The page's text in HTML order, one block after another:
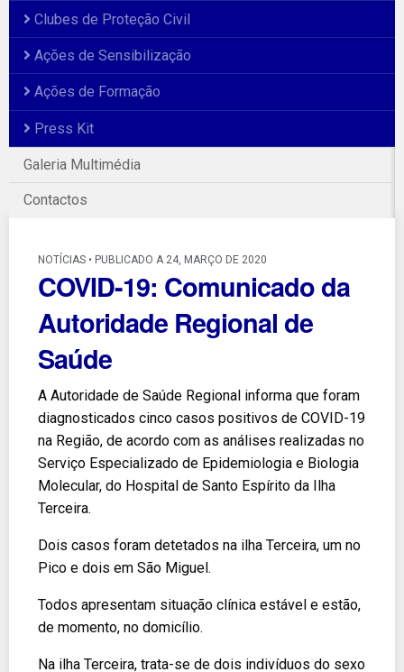
Clubes de Proteção Civil
Ações de Sensibilização
Ações de Formação
Press Kit
Galeria Multimédia
Contactos
NOTÍCIAS • PUBLICADO A 24, MARÇO DE 2020
COVID-19: Comunicado da
Autoridade Regional de
Saúde
A Autoridade de Saúde Regional informa que foram
diagnosticados cinco casos positivos de COVID-19
na Região, de acordo com as análises realizadas no
Serviço Especializado de Epidemiologia e Biologia
Molecular, do Hospital de Santo Espírito da Ilha
Terceira.
Dois casos foram detetados na ilha Terceira, um no
Pico e dois em São Miguel.
Todos apresentam situação clínica estável e estão,
de momento, no domicílio.
Na ilha Terceira, trata-se de dois indivíduos do sexo